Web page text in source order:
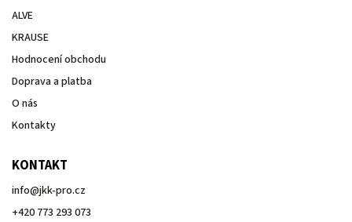
ALVE
KRAUSE
Hodnocení obchodu
Doprava a platba
O nás
Kontakty
KONTAKT
info@jkk-pro.cz
+420 773 293 073